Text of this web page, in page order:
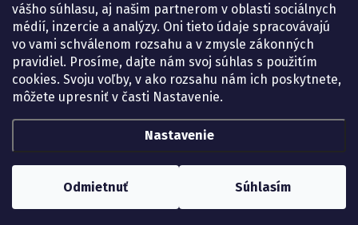
vášho súhlasu, aj našim partnerom v oblasti sociálnych
médií, inzercie a analýzy. Oni tieto údaje spracovávajú
vo vami schválenom rozsahu a v zmysle zákonných
pravidiel. Prosíme, dajte nám svoj súhlas s použitím
cookies. Svoju voľby, v ako rozsahu nám ich poskytnete,
môžete upresniť v časti Nastavenie.
Nastavenie
Odmietnuť Súhlasím
eshop@lekarenadonai.sk
+421 948 203 203
Nájdete nás na Facebooku.
lekarenadonai/
Vytvoril Shoptet
Upraviť nastavenie cookies